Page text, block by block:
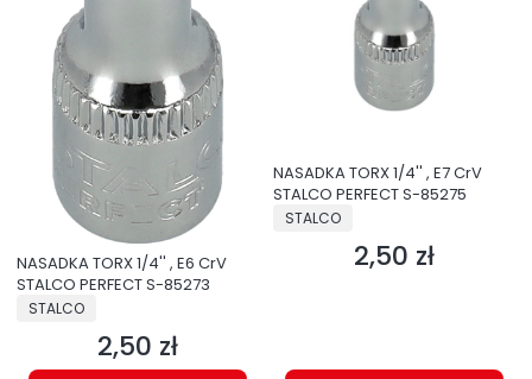
NASADKA TORX 1/4'' , E6 CrV
STALCO PERFECT S-85273
PRODUCENT
STALCO
Cena
2,50 zł
NASADKA TORX 1/4'' , E7 CrV
STALCO PERFECT S-85275
PRODUCENT
STALCO
Cena
2,50 zł